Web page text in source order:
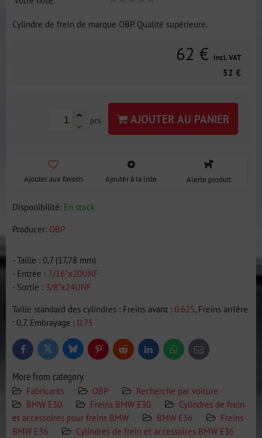
Cylindre de frein de marque OBP. Qualité supérieure.
62 € incl. VAT
52 €
pcs AJOUTER AU PANIER
Ajouter aux favoris Ajouter à la liste Alerte produit
Disponibilité: En stock
Producer: OBP
- Taille : 0,7 (17,78 mm)
- Entrée : 7/16"x20UNF
- Sortie : 3/8"x24UNF
Taille standard des cylindres : Freins avant : 0.625, Freins arrière
: 0,7, Embrayage : 0.75
FacebookTwitter BlueskyPinterestReddit LinkedInWhatsApp
E-
mail
More from category
Fabricants OBP
Recherche par voiture
BMW E30
Freins BMW E30
Cylindres de frein
et accessoires pour freins BMW
BMW E36
Freins
BMW E36
Cylindres de frein et accessoires BMW E36